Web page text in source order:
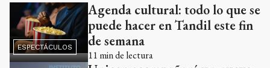
ESPECTÁCULOS
Agenda cultural: todo lo que se
puede hacer en Tandil este fin
de semana
11 min de lectura